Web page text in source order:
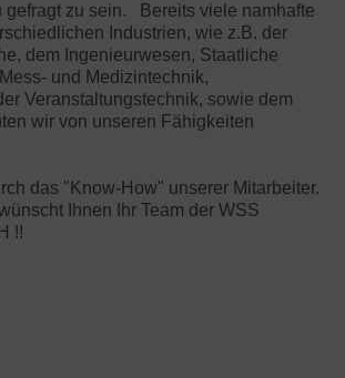
gefragt zu sein. Bereits viele namhafte
Industrien, wie z.B. der
dem Ingenieurwesen, Staatliche
und Medizintechnik,
Veranstaltungstechnik, sowie dem
wir von unseren Fähigkeiten
das "Know-How" unserer Mitarbeiter.
Ihnen Ihr Team der WSS
!!